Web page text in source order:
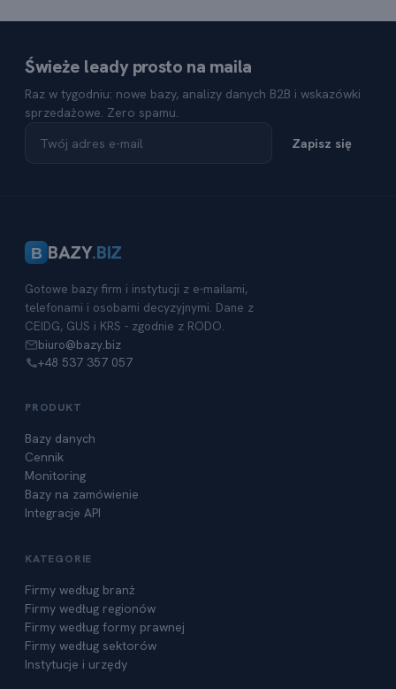
Świeże leady prosto na maila
Raz w tygodniu: nowe bazy, analizy danych B2B i wskazówki
sprzedażowe. Zero spamu.
Zapisz się
B BAZY.BIZ
Gotowe bazy firm i instytucji z e-mailami,
telefonami i osobami decyzyjnymi. Dane z
CEIDG, GUS i KRS - zgodnie z RODO.
biuro@bazy.biz
+48 537 357 057
PRODUKT
Bazy danych
Cennik
Monitoring
Bazy na zamówienie
Integracje API
KATEGORIE
Firmy według branż
Firmy według regionów
Firmy według formy prawnej
Firmy według sektorów
Instytucje i urzędy